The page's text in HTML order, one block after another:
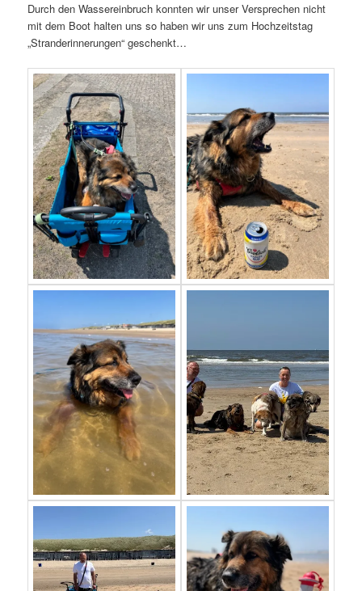
Durch den Wassereinbruch konnten wir unser Versprechen nicht
mit dem Boot halten uns so haben wir uns zum Hochzeitstag
„Stranderinnerungen“ geschenkt…